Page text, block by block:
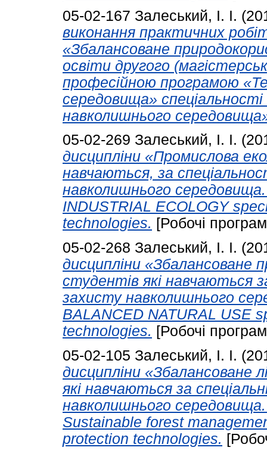
05-02-167 Залеський, І. І.
виконання практичних
«Збалансоване
освіти другого
професійною програмою
середовища» спеціальності
навколишнього
05-02-269 Залеський, І. І.
дисципліни «Промислова
навчаються, за
навколишнього
INDUSTRIAL ECOLOGY
technologies. [Робочі
05-02-268 Залеський, І. І.
дисципліни «Збалансоване
студентів які навчаються
захисту навколишнього
BALANCED NATURAL USE
technologies. [Робочі
05-02-105 Залеський, І. І.
дисципліни «Збалансоване
які навчаються за
навколишнього
Sustainable forest
protection technologies.